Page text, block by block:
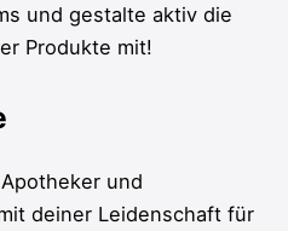
und gestalte aktiv die
Produkte mit!
und
deiner Leidenschaft für